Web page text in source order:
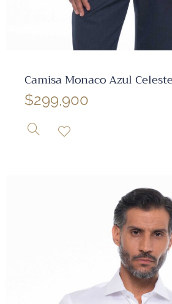
Camisa Monaco Azul Celeste
$299,900